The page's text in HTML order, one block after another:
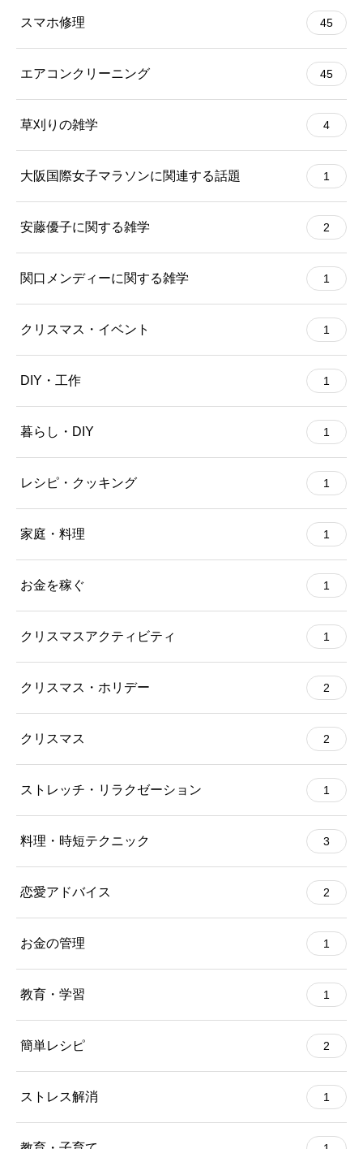
スマホ修理 45
エアコンクリーニング 45
草刈りの雑学 4
大阪国際女子マラソンに関連する話題 1
安藤優子に関する雑学 2
関口メンディーに関する雑学 1
クリスマス・イベント 1
DIY・工作 1
暮らし・DIY 1
レシピ・クッキング 1
家庭・料理 1
お金を稼ぐ 1
クリスマスアクティビティ 1
クリスマス・ホリデー 2
クリスマス 2
ストレッチ・リラクゼーション 1
料理・時短テクニック 3
恋愛アドバイス 2
お金の管理 1
教育・学習 1
簡単レシピ 2
ストレス解消 1